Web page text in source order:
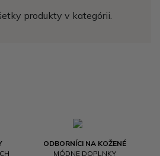
produkty v kategórii.
ODBORNÍCI NA KOŽENÉ
MÓDNE DOPLNKY